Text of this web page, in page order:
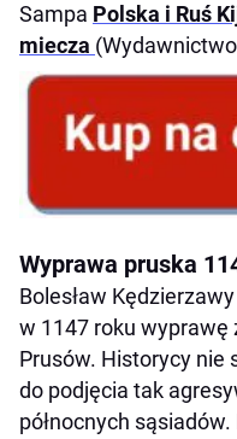
Sampa Polska i Ruś
miecza
Wyprawa pruska
Bolesław
w 1147 roku wyprawę
Prusów. Historycy nie
do podjęcia tak
północnych